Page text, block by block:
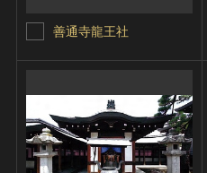
善通寺龍王社